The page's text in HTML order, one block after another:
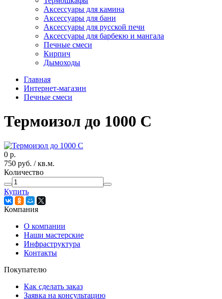
Аксессуары для камина
Аксессуары для бани
Аксессуары для русской печи
Аксессуары для барбекю и мангала
Печные смеси
Кирпич
Дымоходы
Главная
Интернет-магазин
Печные смеси
Термоизол до 1000 С
0 р.
750 руб. / кв.м.
Количество
Купить
Компания
О компании
Наши мастерские
Инфраструктура
Контакты
Покупателю
Как сделать заказ
Заявка на консультацию